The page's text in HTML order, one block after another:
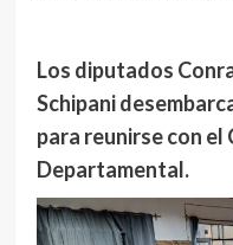
Los diputados
Schipani
para reunirse con el
Departamental.